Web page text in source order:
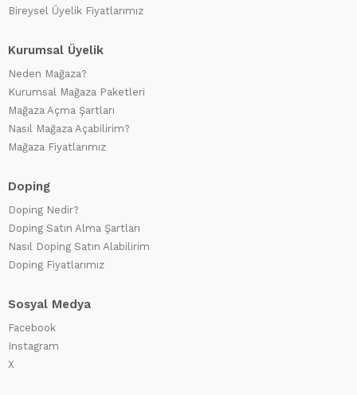
Bireysel Üyelik Fiyatlarımız
Kurumsal Üyelik
Neden Mağaza?
Kurumsal Mağaza Paketleri
Mağaza Açma Şartları
Nasıl Mağaza Açabilirim?
Mağaza Fiyatlarımız
Doping
Doping Nedir?
Doping Satın Alma Şartları
Nasıl Doping Satın Alabilirim
Doping Fiyatlarımız
Sosyal Medya
Facebook
Instagram
X